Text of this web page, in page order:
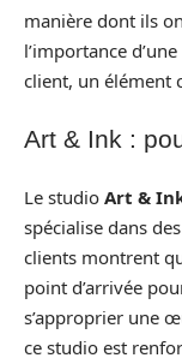
manière dont ils
l’importance
client, un élément
Art & Ink :
Le studio Art &
spécialise dans
clients montrent
point d’arrivée
s’approprier une
ce studio est